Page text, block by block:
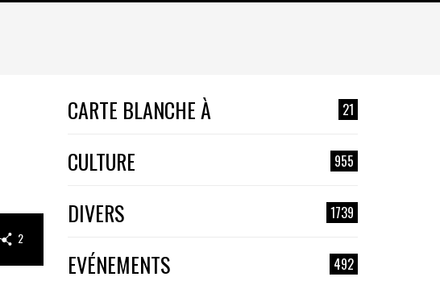
2
CARTE BLANCHE À 21
CULTURE 955
DIVERS 1739
EVÉNEMENTS 492